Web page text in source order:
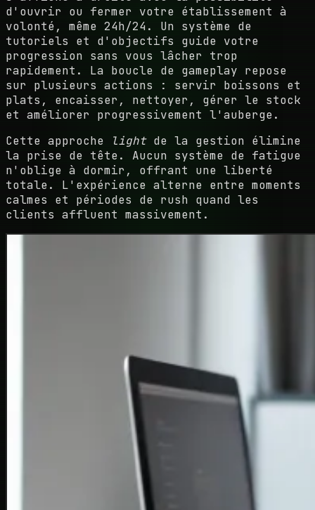
d'ouvrir ou fermer votre établissement à
volonté, même 24h/24. Un système de
tutoriels et d'objectifs guide votre
progression sans vous lâcher trop
rapidement. La boucle de gameplay repose
sur plusieurs actions : servir boissons et
plats, encaisser, nettoyer, gérer le stock
et améliorer progressivement l'auberge.
Cette approche
lightde la gestion élimine
la prise de tête. Aucun système de fatigue
n'oblige à dormir, offrant une liberté
totale. L'expérience alterne entre moments
calmes et périodes de rush quand les
clients affluent massivement.